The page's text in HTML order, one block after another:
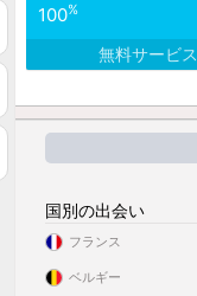
100%
無料サービス
国別の出会い
フランス
ベルギー